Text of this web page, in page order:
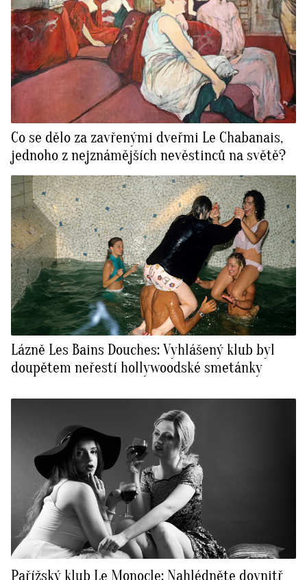
Co se dělo za zavřenými dveřmi Le Chabanais,
jednoho z nejznámějších nevěstinců na světě?
Lázně Les Bains Douches: Vyhlášený klub byl
doupětem neřestí hollywoodské smetánky
Pařížský klub Le Monocle: Nahlédněte dovnitř